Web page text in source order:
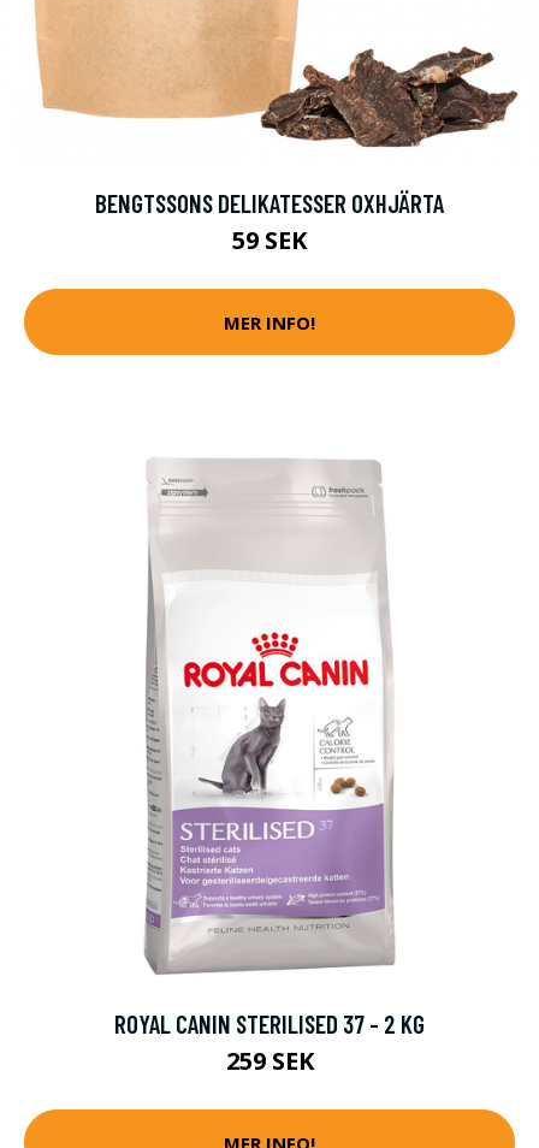
BENGTSSONS DELIKATESSER OXHJÄRTA
59 SEK
MER INFO!
ROYAL CANIN STERILISED 37 - 2 KG
259 SEK
MER INFO!